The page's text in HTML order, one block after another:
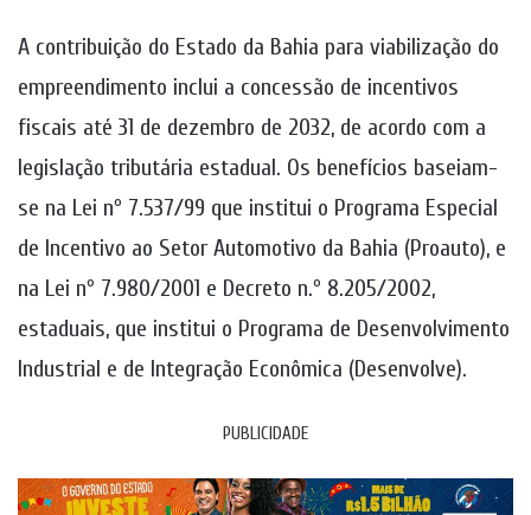
A contribuição do Estado da Bahia para viabilização do
empreendimento inclui a concessão de incentivos
fiscais até 31 de dezembro de 2032, de acordo com a
legislação tributária estadual. Os benefícios baseiam-
se na Lei nº 7.537/99 que institui o Programa Especial
de Incentivo ao Setor Automotivo da Bahia (Proauto), e
na Lei nº 7.980/2001 e Decreto n.º 8.205/2002,
estaduais, que institui o Programa de Desenvolvimento
Industrial e de Integração Econômica (Desenvolve).
PUBLICIDADE